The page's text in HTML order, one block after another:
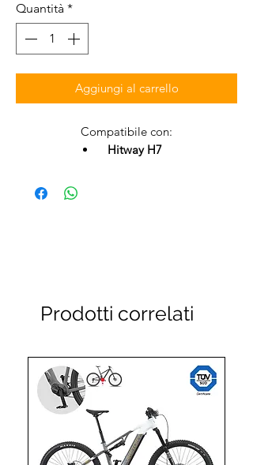
Quantità *
Aggiungi al carrello
Compatibile con:
Hitway H7
Prodotti correlati